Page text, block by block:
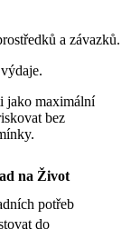
a závazků.
jako maximální
bez
na Život
potřeb
do